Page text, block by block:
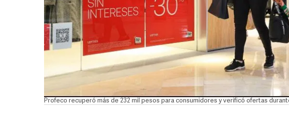
Profeco recuperó más de 232 mil pesos para consumidores y verificó ofertas